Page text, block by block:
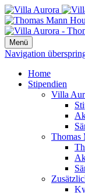
Menü
Navigation
Home
Stipendien
Villa
Thomas